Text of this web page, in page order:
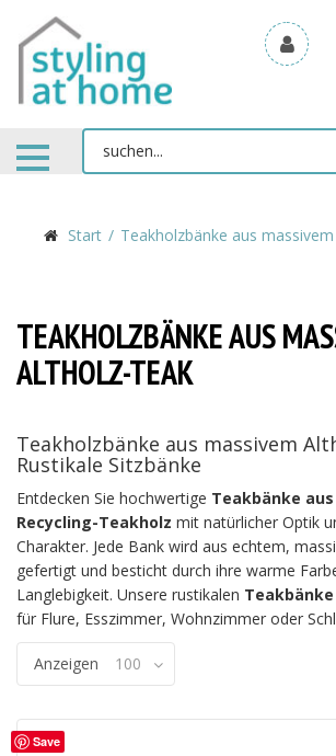
Start Teakholzbänke aus
TEAKHOLZBÄNKE AUS
ALTHOLZ-TEAK
Teakholzbänke aus massivem
Rustikale Sitzbänke
Entdecken Sie hochwertige Teakbänke
Recycling-Teakholz mit natürlicher Optik
Charakter. Jede Bank wird aus echtem,
gefertigt und besticht durch ihre warme
Langlebigkeit. Unsere rustikalen Teakbänke
für Flure, Esszimmer, Wohnzimmer oder
Anzeigen 100
Save